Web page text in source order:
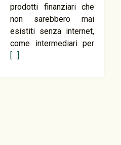
prodotti finanziari che
non sarebbero mai
esistiti senza internet,
come intermediari per
[…]